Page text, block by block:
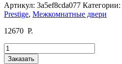
Артикул: 3a5ef8cda077 Категории:
Prestige, Межкомнатные двери
12670 Р.
Количество
товара
Заказать